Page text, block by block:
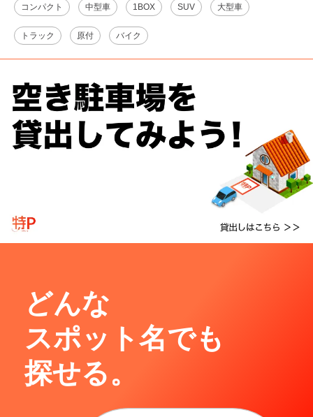
コンパクト 中型車 1BOX SUV 大型車
トラック 原付 バイク
どんな
スポット名でも
探せる。